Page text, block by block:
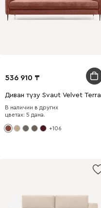
536 910
Диван түзу Svaut Velvet Terra
В наличии в других
цветах: 5 дана.
+106